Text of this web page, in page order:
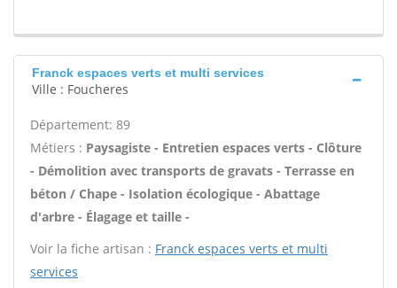
Franck espaces verts et multi services
Ville : Foucheres
Département: 89
Métiers : Paysagiste - Entretien espaces verts - Clôture
- Démolition avec transports de gravats - Terrasse en
béton / Chape - Isolation écologique - Abattage
d'arbre - Élagage et taille -
Voir la fiche artisan : Franck espaces verts et multi
services